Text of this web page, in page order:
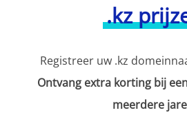
.kz
Registreer uw .kz
Ontvang extra korting bij
meerdere